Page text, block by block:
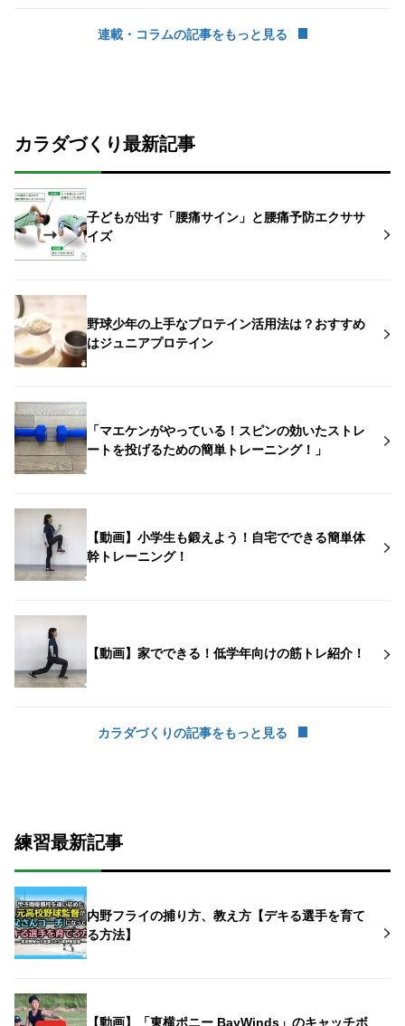
連載・コラムの記事をもっと見る
カラダづくり最新記事
子どもが出す「腰痛サイン」と腰痛予防エクササ
イズ
野球少年の上手なプロテイン活用法は？おすすめ
はジュニアプロテイン
「マエケンがやっている！スピンの効いたストレ
ートを投げるための簡単トレーニング！」
【動画】小学生も鍛えよう！自宅でできる簡単体
幹トレーニング！
【動画】家でできる！低学年向けの筋トレ紹介！
カラダづくりの記事をもっと見る
練習最新記事
内野フライの捕り方、教え方【デキる選手を育て
る方法】
【動画】「東横ポニー BayWinds」のキャッチボ